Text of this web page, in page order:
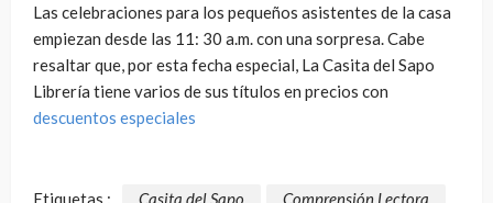
Las celebraciones para los pequeños asistentes de la casa
empiezan desde las 11: 30 a.m. con una sorpresa. Cabe
resaltar que, por esta fecha especial, La Casita del Sapo
Librería tiene varios de sus títulos en precios con
descuentos especiales
Etiquetas : Casita del Sapo
Comprensión Lectora